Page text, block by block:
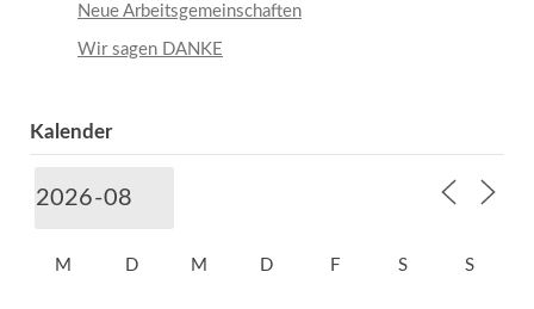
Neue Arbeitsgemeinschaften
Wir sagen DANKE
Kalender
M D M D F S S